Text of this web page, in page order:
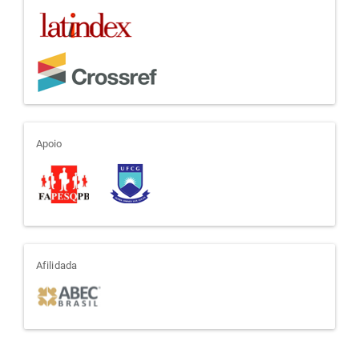
apoio
Apoio
afiliada
Afilidada